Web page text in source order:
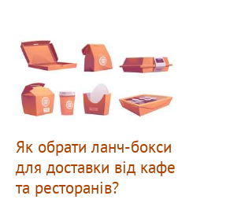
Як обрати ланч-бокси
для доставки від кафе
та ресторанів?